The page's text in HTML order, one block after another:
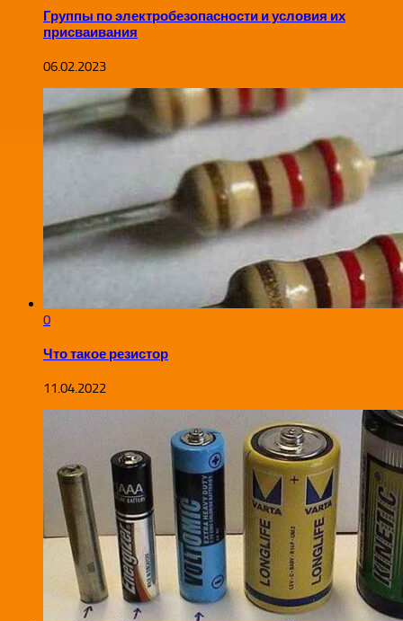
Группы по электробезопасности и условия их
присваивания
06.02.2023
0
Что такое резистор
11.04.2022